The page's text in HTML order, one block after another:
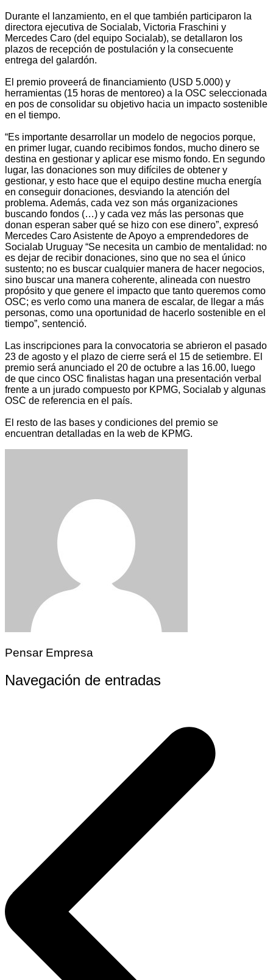
Durante el lanzamiento, en el que también participaron la
directora ejecutiva de Socialab, Victoria Fraschini y
Mercedes Caro (del equipo Socialab), se detallaron los
plazos de recepción de postulación y la consecuente
entrega del galardón.
El premio proveerá de financiamiento (USD 5.000) y
herramientas (15 horas de mentoreo) a la OSC seleccionada
en pos de consolidar su objetivo hacia un impacto sostenible
en el tiempo.
“Es importante desarrollar un modelo de negocios porque,
en primer lugar, cuando recibimos fondos, mucho dinero se
destina en gestionar y aplicar ese mismo fondo. En segundo
lugar, las donaciones son muy difíciles de obtener y
gestionar, y esto hace que el equipo destine mucha energía
en conseguir donaciones, desviando la atención del
problema. Además, cada vez son más organizaciones
buscando fondos (…) y cada vez más las personas que
donan esperan saber qué se hizo con ese dinero”, expresó
Mercedes Caro Asistente de Apoyo a emprendedores de
Socialab Uruguay “Se necesita un cambio de mentalidad: no
es dejar de recibir donaciones, sino que no sea el único
sustento; no es buscar cualquier manera de hacer negocios,
sino buscar una manera coherente, alineada con nuestro
propósito y que genere el impacto que tanto queremos como
OSC; es verlo como una manera de escalar, de llegar a más
personas, como una oportunidad de hacerlo sostenible en el
tiempo”, sentenció.
Las inscripciones para la convocatoria se abrieron el pasado
23 de agosto y el plazo de cierre será el 15 de setiembre. El
premio será anunciado el 20 de octubre a las 16.00, luego
de que cinco OSC finalistas hagan una presentación verbal
frente a un jurado compuesto por KPMG, Socialab y algunas
OSC de referencia en el país.
El resto de las bases y condiciones del premio se
encuentran detalladas en la web de KPMG.
Pensar Empresa
Navegación de entradas